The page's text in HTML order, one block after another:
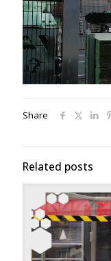
Share
Related posts